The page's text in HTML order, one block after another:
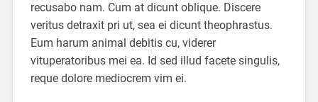
recusabo nam. Cum at dicunt oblique. Discere
veritus detraxit pri ut, sea ei dicunt theophrastus.
Eum harum animal debitis cu, viderer
vituperatoribus mei ea. Id sed illud facete singulis,
reque dolore mediocrem vim ei.